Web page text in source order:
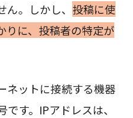
。しかし、 投稿に使
りに、投稿者の特定が
ネットに接続する機器
す。IPアドレスは、